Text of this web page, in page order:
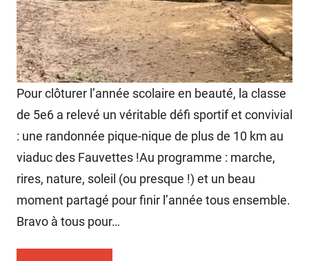
Pour clôturer l’année scolaire en beauté, la classe
de 5e6 a relevé un véritable défi sportif et convivial
: une randonnée pique-nique de plus de 10 km au
viaduc des Fauvettes !Au programme : marche,
rires, nature, soleil (ou presque !) et un beau
moment partagé pour finir l’année tous ensemble.
Bravo à tous pour…